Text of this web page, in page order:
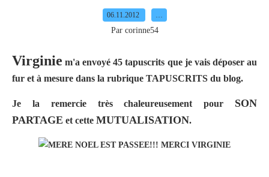
06.11.2012
Par corinne54
Virginie m'a envoyé 45 tapuscrits que je vais déposer au
fur et à mesure dans la rubrique TAPUSCRITS du blog.
Je la remercietrès chaleureusement pour SON
PARTAGE et cette MUTUALISATION.